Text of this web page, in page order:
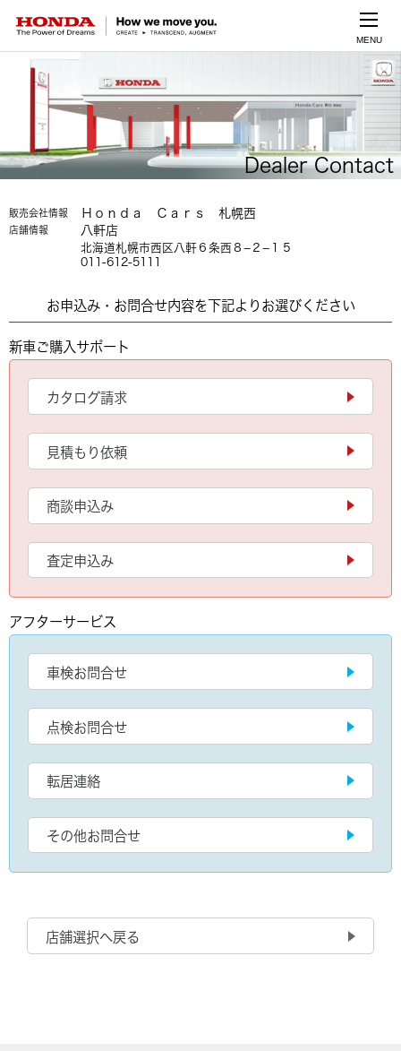
MENU
Dealer Contact
販売会社情報 Ｈｏｎｄａ Ｃａｒｓ 札幌西
店舗情報 八軒店
北海道札幌市西区八軒６条西８−２−１５
011-612-5111
お申込み・お問合せ内容を下記よりお選びください
新車ご購入サポート
カタログ請求
見積もり依頼
商談申込み
査定申込み
アフターサービス
車検お問合せ
点検お問合せ
転居連絡
その他お問合せ
店舗選択へ戻る